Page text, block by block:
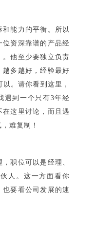
能力的平衡。所以
位资深靠谱的产品经
。他至少要独立负责
越多越好，经验最好
。请你看到这里，
遇到一个只有3年经
这里讨论，而且遇
难复制！
职位可以是经理、
人。这一方面看你
要看公司发展的速